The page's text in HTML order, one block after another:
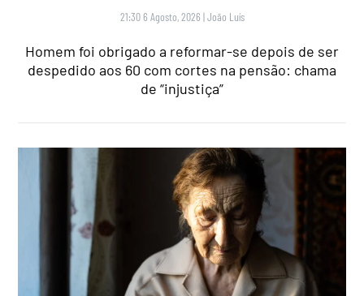
21:30 6 Agosto, 2026 |João Luís
Homem foi obrigado a reformar-se depois de ser
despedido aos 60 com cortes na pensão: chama
de “injustiça”